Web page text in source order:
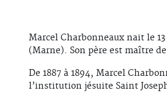
Marcel Charbonneaux nait le 13
(Marne). Son père est maître
De 1887 à 1894, Marcel
l’institution jésuite Saint